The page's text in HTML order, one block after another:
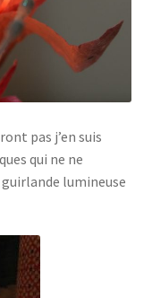
pas j’en suis
qui ne ne
lumineuse